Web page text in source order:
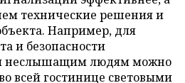
технические решения и
Например, для
и безопасности
неслышащим людям можно
всей гостинице световыми